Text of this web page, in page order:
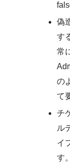
偽
す
常
の
て
チ
ル
イ
す。